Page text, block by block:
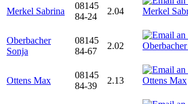
Merkel Sabrina
08145
84-24
2.04
Oberbacher
Sonja
08145
84-67
2.02
Ottens Max
08145
84-39
2.13